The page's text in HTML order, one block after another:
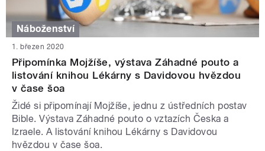
Náboženství
1. březen 2020
Připomínka Mojžíše, výstava Záhadné pouto a
listování knihou Lékárny s Davidovou hvězdou
v čase šoa
Židé si připomínají Mojžíše, jednu z ústředních postav
Bible. Výstava Záhadné pouto o vztazích Česka a
Izraele. A listování knihou Lékárny s Davidovou
hvězdou v čase šoa.